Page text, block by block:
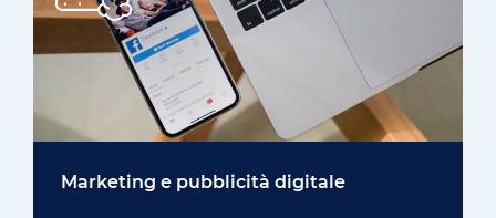
Marketing e pubblicità digitale